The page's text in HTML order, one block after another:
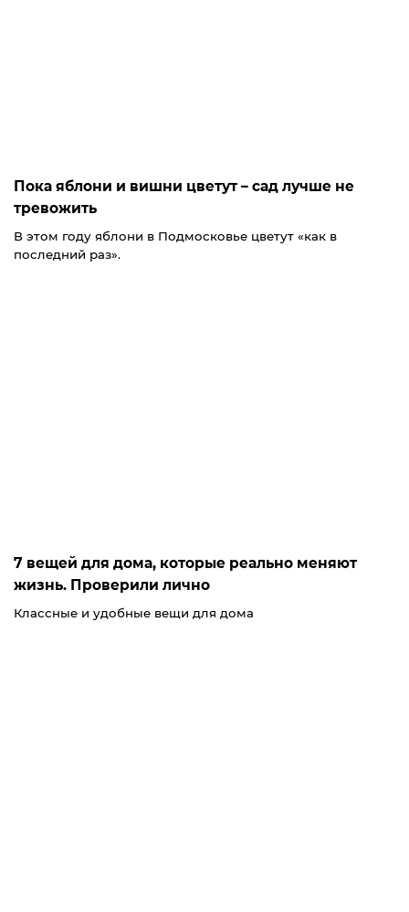
Пока яблони и вишни цветут – сад лучше не
тревожить
В этом году яблони в Подмосковье цветут «как в
последний раз».
7 вещей для дома, которые реально меняют
жизнь. Проверили лично
Классные и удобные вещи для дома